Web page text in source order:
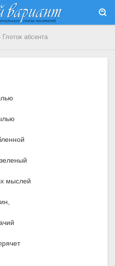
Глоток абсента
мыслей